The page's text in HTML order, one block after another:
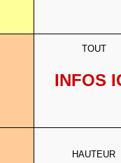
TOUT
INFOS
HAUTEUR